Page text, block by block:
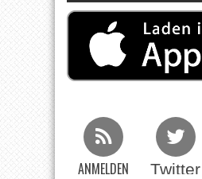
ANMELDEN Twitter